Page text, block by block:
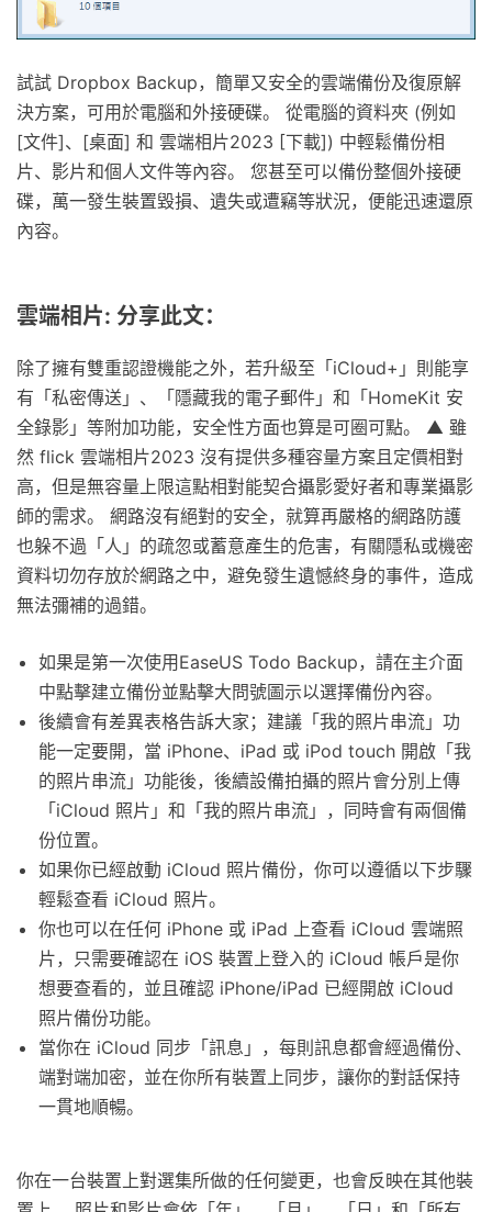
試試 Dropbox Backup，簡單又安全的雲端備份及復原解
決方案，可用於電腦和外接硬碟。 從電腦的資料夾 (例如
[文件]、[桌面] 和 雲端相片2023 [下載]) 中輕鬆備份相
片、影片和個人文件等內容。 您甚至可以備份整個外接硬
碟，萬一發生裝置毀損、遺失或遭竊等狀況，便能迅速還原
內容。
雲端相片: 分享此文：
除了擁有雙重認證機能之外，若升級至「iCloud+」則能享
有「私密傳送」、「隱藏我的電子郵件」和「HomeKit 安
全錄影」等附加功能，安全性方面也算是可圈可點。 ▲ 雖
然 flick 雲端相片2023 沒有提供多種容量方案且定價相對
高，但是無容量上限這點相對能契合攝影愛好者和專業攝影
師的需求。 網路沒有絕對的安全，就算再嚴格的網路防護
也躲不過「人」的疏忽或蓄意產生的危害，有關隱私或機密
資料切勿存放於網路之中，避免發生遺憾終身的事件，造成
無法彌補的過錯。
如果是第一次使用EaseUS Todo Backup，請在主介面
中點擊建立備份並點擊大問號圖示以選擇備份內容。
後續會有差異表格告訴大家；建議「我的照片串流」功
能一定要開，當 iPhone、iPad 或 iPod touch 開啟「我
的照片串流」功能後，後續設備拍攝的照片會分別上傳
「iCloud 照片」和「我的照片串流」，同時會有兩個備
份位置。
如果你已經啟動 iCloud 照片備份，你可以遵循以下步驟
輕鬆查看 iCloud 照片。
你也可以在任何 iPhone 或 iPad 上查看 iCloud 雲端照
片，只需要確認在 iOS 裝置上登入的 iCloud 帳戶是你
想要查看的，並且確認 iPhone/iPad 已經開啟 iCloud
照片備份功能。
當你在 iCloud 同步「訊息」，每則訊息都會經過備份、
端對端加密，並在你所有裝置上同步，讓你的對話保持
一貫地順暢。
你在一台裝置上對選集所做的任何變更，也會反映在其他裝